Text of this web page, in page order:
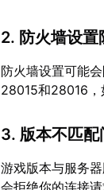
2. 防火墙设置
防火墙设置可能
28015和28016，
3. 版本不匹配
游戏版本与服务
会拒绝你的连接